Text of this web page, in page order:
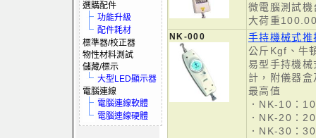
選購配件
功能升級
配件耗材
標準器/校正器
物性材料測試
儲藏/標示
大型LED顯示器
電腦連線
電腦連線軟體
電腦連線硬體
微電腦測試
大荷重
NK-000
手持機械式推
公斤Kgf、牛
易型手持機
計，附儀器
最高值
．NK-10：
．NK-20：
．NK-30：